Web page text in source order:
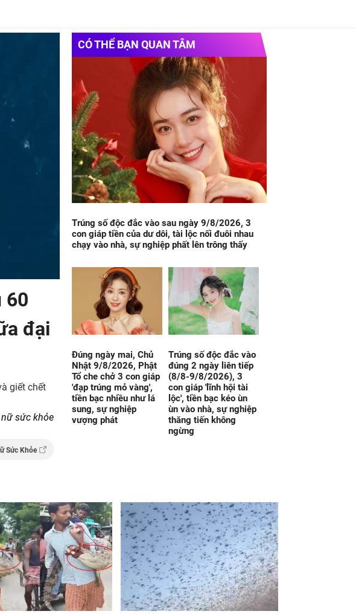
60
đại
giết chết
sức khỏe
Sức Khỏe
CÓ THỂ BẠN QUAN TÂM
Trúng số độc đắc vào sau ngày 9/8/2026, 3
con giáp tiền của dư dôi, tài lộc nối đuôi nhau
chạy vào nhà, sự nghiệp phất lên trông thấy
Đúng ngày mai, Chủ
Nhật 9/8/2026, Phật
Tổ che chở 3 con giáp
'đạp trúng mỏ vàng',
tiền bạc nhiều như lá
sung, sự nghiệp
vượng phát
Trúng số độc đắc vào
đúng 2 ngày liên tiếp
(8/8-9/8/2026), 3
con giáp 'lĩnh hội tài
lộc', tiền bạc kéo ùn
ùn vào nhà, sự nghiệp
thăng tiến không
ngừng
Đúng 7h30 ngày mai,
Chủ Nhật 9/8/2026,
Thần Tài ghé thăm, 3
con giáp đón nhận
'cơn mưa may mắn',
tiền bạc dồi dào, sự
nghiệp thăng hoa
Tử vi tuần mới (từ 10
đến 16/8/2026), 3
con giáp mưa thuận
gió hòa, tiền về như
nước, bạc vàng dư dả,
Phú Quý Vinh Hoa,
vận trình khai sáng